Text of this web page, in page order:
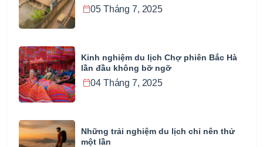
05 Tháng 7, 2025
Kinh nghiệm du lịch Chợ phiên Bắc Hà
lần đầu không bỡ ngỡ
04 Tháng 7, 2025
Những trải nghiệm du lịch chỉ nên thử
một lần